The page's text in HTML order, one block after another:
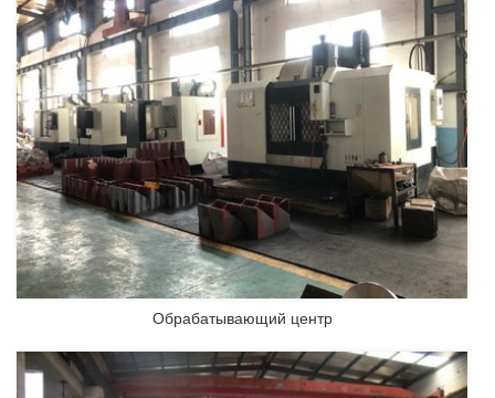
Обрабатывающий центр